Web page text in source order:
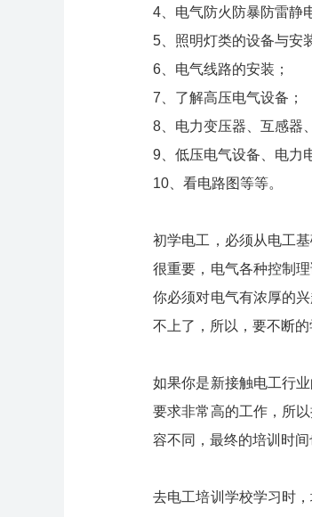
4、电气防火防暴防雷静
5、照明灯类的设备与安
6、电气线路的安装；
7、了解高压电气设备；
8、电力变压器、互感器
9、低压电气设备、电力
10、看电路图等等。
初学电工，必须从电工
很重要，电气各种控制
你必须对电气有浓厚的
不上了，所以，要不断
如果你是新接触电工行
要求非常高的工作，所
容不同，最终的培训时
去电工培训学校学习时